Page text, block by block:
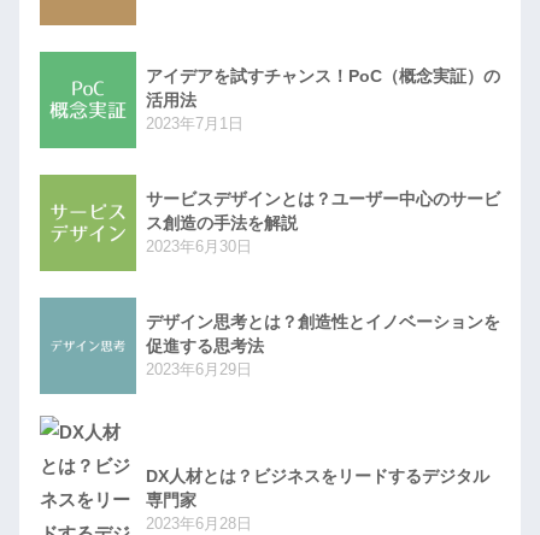
アイデアを試すチャンス！PoC（概念実証）の
活用法
2023年7月1日
サービスデザインとは？ユーザー中心のサービ
ス創造の手法を解説
2023年6月30日
デザイン思考とは？創造性とイノベーションを
促進する思考法
2023年6月29日
DX人材とは？ビジネスをリードするデジタル
専門家
2023年6月28日